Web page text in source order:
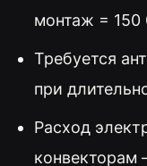
монтаж = 150
Требуется
при
Расход
конвекторам